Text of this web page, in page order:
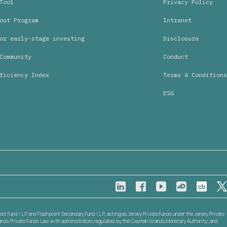
Program
early-stage investing
Index
Privacy Policy
Intranet
Disclosure
Conduct
Terms & Conditions
ESG
I L.P. and Flashpoint Secondary Fund I L.P., acting as Jersey Private Funds under the Jersey Private
Private Funds Law with administrators regulated by the Cayman Islands Monetary Authority; and